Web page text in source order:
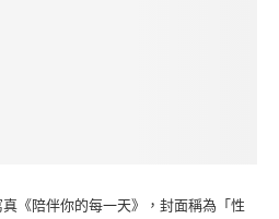
《陪伴你的每一天》，封面稱為「性